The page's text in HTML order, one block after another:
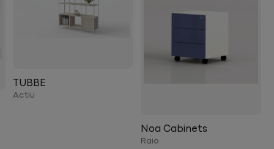
Noa Cabinets
Raio
TUBBE
Actiu